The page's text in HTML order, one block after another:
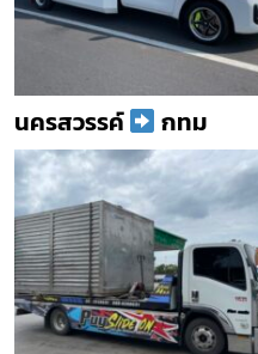
นครสวรรค์ กทม